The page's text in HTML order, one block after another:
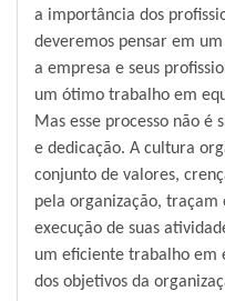
a importância dos
deveremos pensar em
a empresa e seus
um ótimo trabalho em
Mas esse processo não é
e dedicação. A cultura
conjunto de valores,
pela organização,
execução de suas
um eficiente trabalho em
dos objetivos da